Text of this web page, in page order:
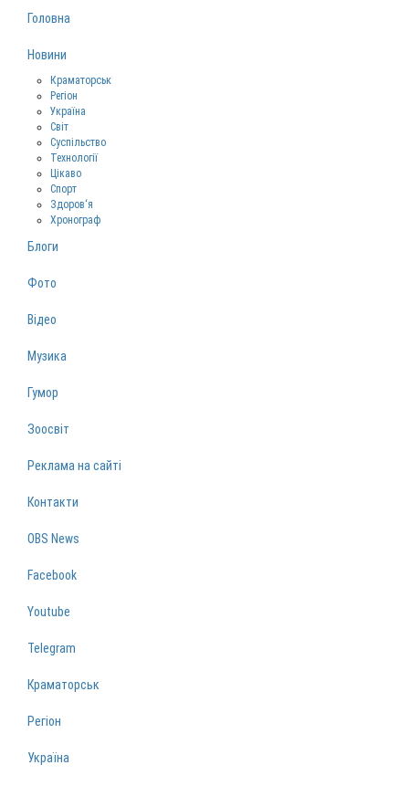
Головна
Новини
Краматорськ
Регіон
Україна
Світ
Суспільство
Технології
Цікаво
Спорт
Здоров‘я
Хронограф
Блоги
Фото
Відео
Музика
Гумор
Зоосвіт
Реклама на сайті
Контакти
OBS News
Facebook
Youtube
Telegram
Краматорськ
Регіон
Україна